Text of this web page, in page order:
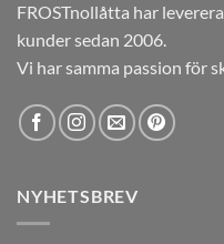
FROSTnollåtta har
kunder sedan 2006.
Vi har samma passion för
NYHETSBREV